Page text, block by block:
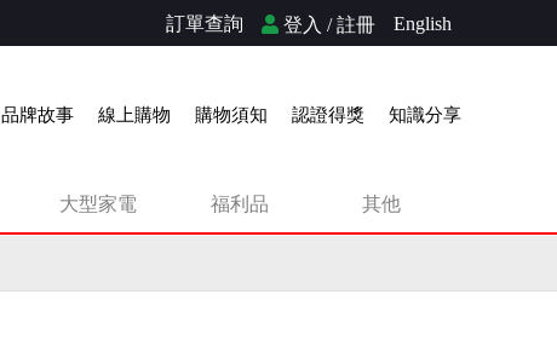
大型家電 福利品 其他
訂單查詢 登入 / 註冊 English
品牌故事 線上購物 購物須知 認證得獎 知識分享